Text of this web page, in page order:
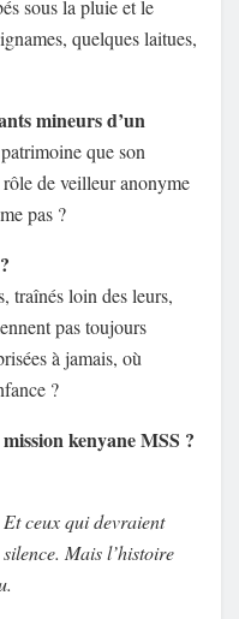
sous la pluie et le
quelques laitues,
mineurs d’un
que son
de veilleur anonyme
pas ?
traînés loin des leurs,
pas toujours
à jamais, où
?
kenyane MSS ?
ceux qui devraient
Mais l’histoire